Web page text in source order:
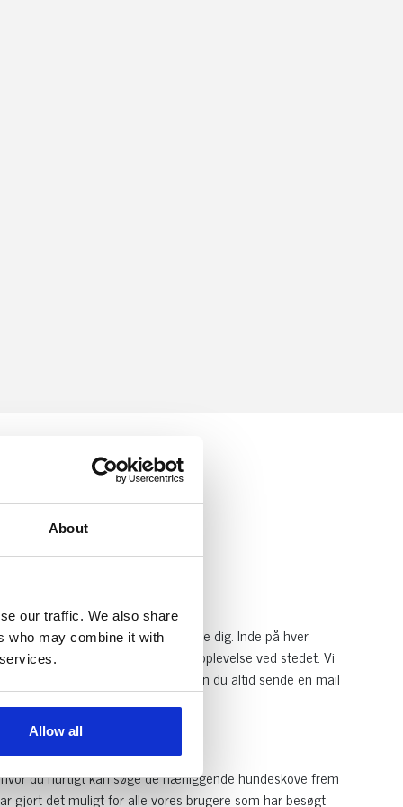
About
our traffic. We also share
who may combine it with
Allow all
park frem som ligger nærmeste dig. Inde på hver
for at fortælle andre om din oplevelse ved stedet. Vi
ikke er oprettet på siden, kan du altid sende en mail
du hurtigt kan søge de nærliggende hundeskove frem
gjort det muligt for alle vores brugere som har besøgt